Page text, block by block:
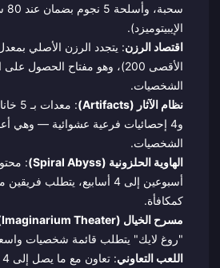
الإيبيتوميزد).
اقتصاد الرزن
الأقصى 200)، وهو مفتاح الحصول
الشخصيات.
نظام الآثار (Artifacts)
:
و4 إحصائيات فرعية عشوائية — وهي
الشخصيات.
الهاوية الحلزونية (Spiral Abyss)
:
أسبوعين إلى 4 أسابيع، يتطلب
كمكافأة.
مسرح الخيال (Imaginarium Theater)
"روغ لايك" يتطلب قائمة شخصيات
اللعب التعاوني
: